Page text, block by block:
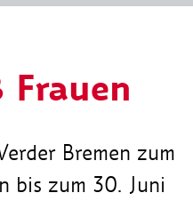
Bremen zum
bis zum 30. Juni